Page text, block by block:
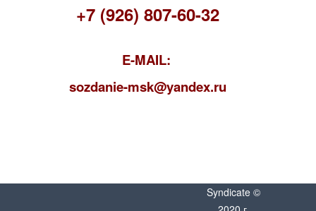
+7 (926) 807-60-32
E-MAIL:
sozdanie-msk@yandex.ru
Syndicate ©